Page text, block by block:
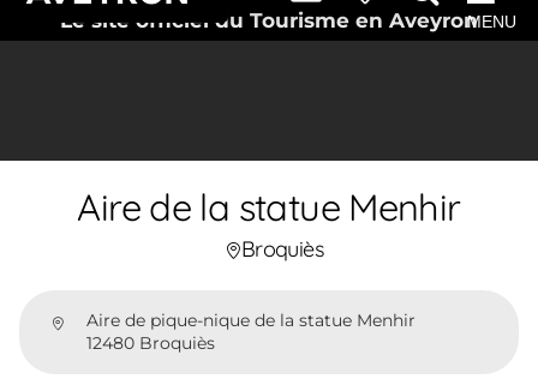
Le site officiel du Tourisme en AveyronMENU
Aire de la statue Menhir
Broquiès
Aire de pique-nique de la statue Menhir
12480 Broquiès